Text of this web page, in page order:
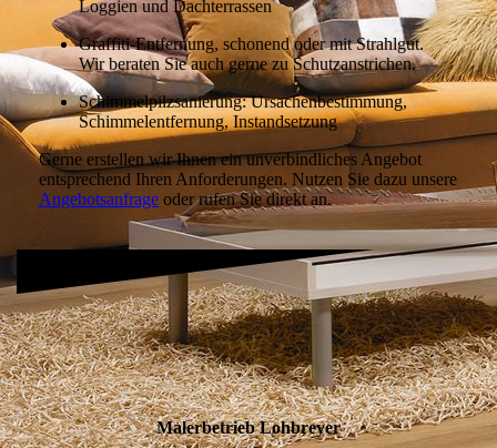
Loggien und Dachterrassen
Graffiti-Entfernung, schonend oder mit Strahlgut.
Wir beraten Sie auch gerne zu Schutzanstrichen.
Schimmelpilzsanierung: Ursachenbestimmung,
Schimmelentfernung, Instandsetzung
Gerne erstellen wir Ihnen ein unverbindliches Angebot
entsprechend Ihren Anforderungen. Nutzen Sie dazu unsere
Angebotsanfrage oder rufen Sie direkt an.
Malerbetrieb Lohbreyer